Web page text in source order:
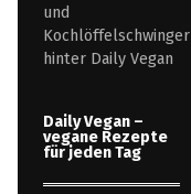
und
Kochlöffelschwinger
hinter Daily Vegan
Daily Vegan –
vegane Rezepte
für jeden Tag